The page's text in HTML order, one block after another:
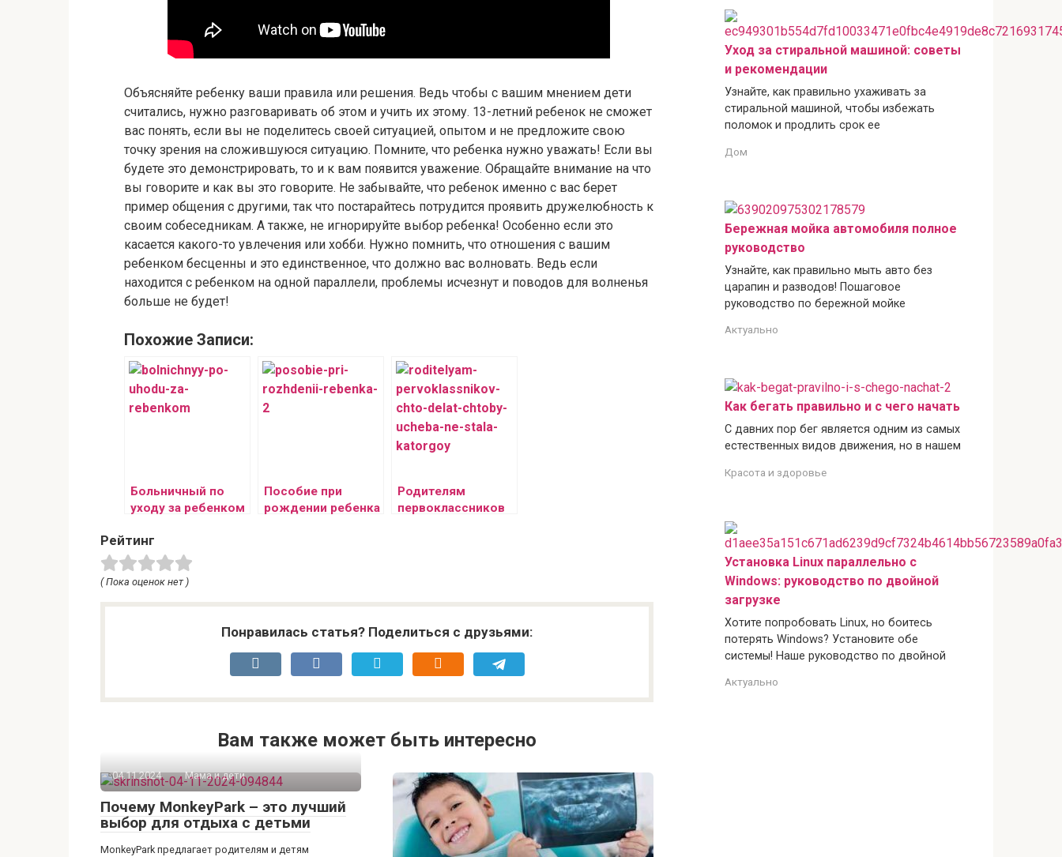
Объясняйте ребенку ваши правила или решения. Ведь чтобы с вашим мнением дети
считались, нужно разговаривать об этом и учить их этому. 13-летний ребенок не сможет
вас понять, если вы не поделитесь своей ситуацией, опытом и не предложите свою
точку зрения на сложившуюся ситуацию. Помните, что ребенка нужно уважать! Если вы
будете это демонстрировать, то и к вам появится уважение. Обращайте внимание на что
вы говорите и как вы это говорите. Не забывайте, что ребенок именно с вас берет
пример общения с другими, так что постарайтесь потрудится проявить дружелюбность к
своим собеседникам. А также, не игнорируйте выбор ребенка! Особенно если это
касается какого-то увлечения или хобби. Нужно помнить, что отношения с вашим
ребенком бесценны и это единственное, что должно вас волновать. Ведь если
находится с ребенком на одной параллели, проблемы исчезнут и поводов для волненья
больше не будет!
Похожие Записи:
Больничный по
уходу за ребенком
Пособие при
рождении ребенка
Родителям
первоклассников
Рейтинг
( Пока оценок нет )
Понравилась статья? Поделиться с друзьями:
Вам также может быть интересно
04.11.2024 Мама и дети
Почему MonkeyPark – это лучший
выбор для отдыха с детьми
MonkeyPark предлагает родителям и детям
Уход за стиральной машиной: советы
и рекомендации
Узнайте, как правильно ухаживать за
стиральной машиной, чтобы избежать
поломок и продлить срок ее
Дом
Бережная мойка автомобиля полное
руководство
Узнайте, как правильно мыть авто без
царапин и разводов! Пошаговое
руководство по бережной мойке
Актуально
Как бегать правильно и с чего начать
С давних пор бег является одним из самых
естественных видов движения, но в нашем
Красота и здоровье
Установка Linux параллельно с
Windows: руководство по двойной
загрузке
Хотите попробовать Linux, но боитесь
потерять Windows? Установите обе
системы! Наше руководство по двойной
Актуально